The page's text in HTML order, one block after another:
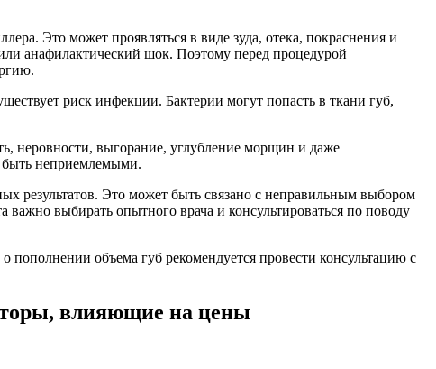
Это может проявляться в виде зуда, отека, покраснения и
анафилактический шок. Поэтому перед процедурой
риск инфекции. Бактерии могут попасть в ткани губ,
неровности, выгорание, углубление морщин и даже
неприемлемыми.
результатов. Это может быть связано с неправильным выбором
выбирать опытного врача и консультироваться по поводу
объема губ рекомендуется провести консультацию с
влияющие на цены